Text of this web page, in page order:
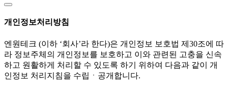
개인정보처리방침
엔원테크 (이하 ‘회사’라 한다)은 개인정보 보호법 제30조에 따
라 정보주체의 개인정보를 보호하고 이와 관련된 고충을 신속
하고 원활하게 처리할 수 있도록 하기 위하여 다음과 같이 개
인정보 처리지침을 수립ㆍ공개합니다.